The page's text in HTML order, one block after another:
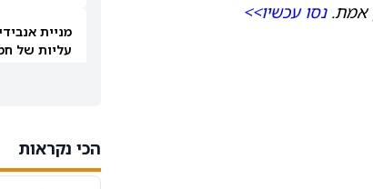
מניית
עליות של
הכי נקראות
אמת.נסו עכשיו>>